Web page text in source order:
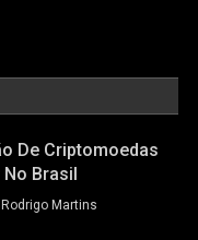
De Criptomoedas
Brasil
Rodrigo Martins